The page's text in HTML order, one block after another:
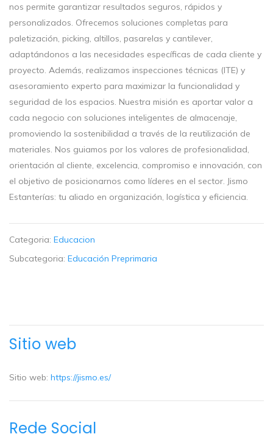
nos permite garantizar resultados seguros, rápidos y
personalizados. Ofrecemos soluciones completas para
paletización, picking, altillos, pasarelas y cantilever,
adaptándonos a las necesidades específicas de cada cliente y
proyecto. Además, realizamos inspecciones técnicas (ITE) y
asesoramiento experto para maximizar la funcionalidad y
seguridad de los espacios. Nuestra misión es aportar valor a
cada negocio con soluciones inteligentes de almacenaje,
promoviendo la sostenibilidad a través de la reutilización de
materiales. Nos guiamos por los valores de profesionalidad,
orientación al cliente, excelencia, compromiso e innovación, con
el objetivo de posicionarnos como líderes en el sector. Jismo
Estanterías: tu aliado en organización, logística y eficiencia.
Categoria: Educacion
Subcategoria: Educación Preprimaria
Sitio web
Sitio web: https://jismo.es/
Rede Social